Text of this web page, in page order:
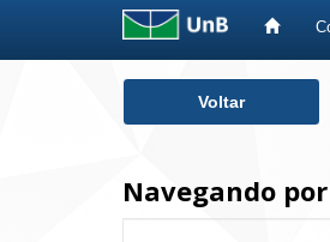
Voltar
Navegando